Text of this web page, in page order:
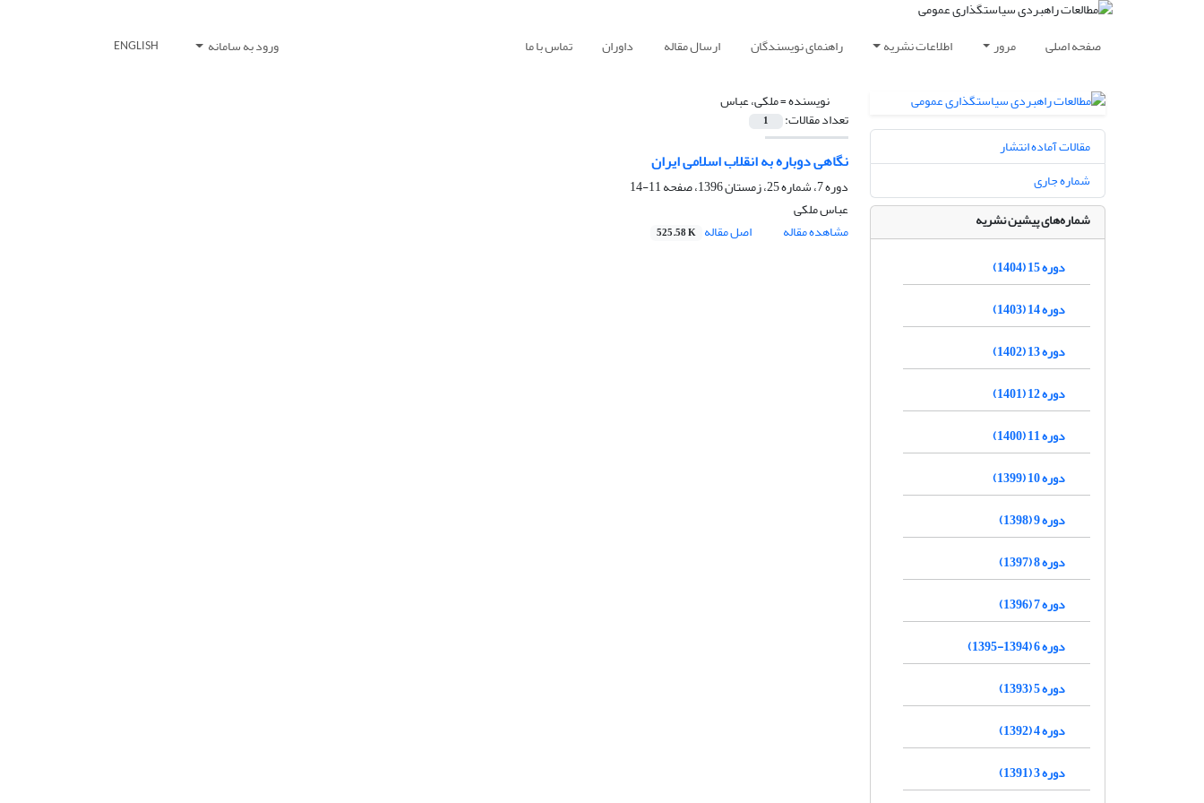
صفحه اصلی مرور اطلاعات نشریه راهنمای نویسندگان ارسال مقاله داوران تماس با ما ورود به سامانه ENGLISH
نویسنده =ملکی، عباس
تعداد مقالات: 1
نگاهی دوباره به انقلاب اسلامی ایران
دوره 7، شماره 25، زمستان 1396، صفحه
11-14
عباس ملکی
مشاهده مقاله
اصل مقاله 525.58 K
مقالات آماده انتشار
شماره جاری
شماره‌های پیشین نشریه
دوره 15 (1404)
دوره 14 (1403)
دوره 13 (1402)
دوره 12 (1401)
دوره 11 (1400)
دوره 10 (1399)
دوره 9 (1398)
دوره 8 (1397)
دوره 7 (1396)
دوره 6 (1394-1395)
دوره 5 (1393)
دوره 4 (1392)
دوره 3 (1391)